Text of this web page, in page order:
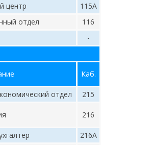
центр
115A
отдел
116
-
Каб.
отдел 215
216
216А